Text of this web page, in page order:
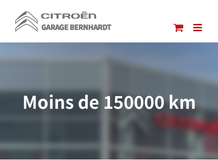
contenu
Moins de 150000 km